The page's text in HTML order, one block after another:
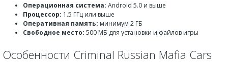
Операционная система: Android 5.0 и выше
Процессор: 1.5 ГГц или выше
Оперативная память: минимум 2 ГБ
Свободное место: 500 МБ для установки и файлов игры
Особенности Criminal Russian Mafia Cars